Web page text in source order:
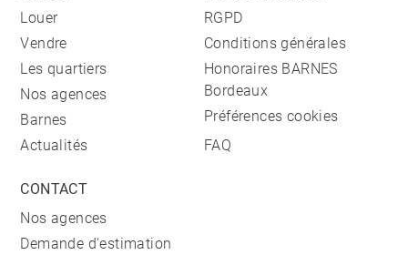
Louer
Vendre
Les quartiers
Nos agences
Barnes
Actualités
RGPD
Conditions générales
Honoraires BARNES
Bordeaux
Préférences cookies
FAQ
CONTACT
Nos agences
Demande d'estimation